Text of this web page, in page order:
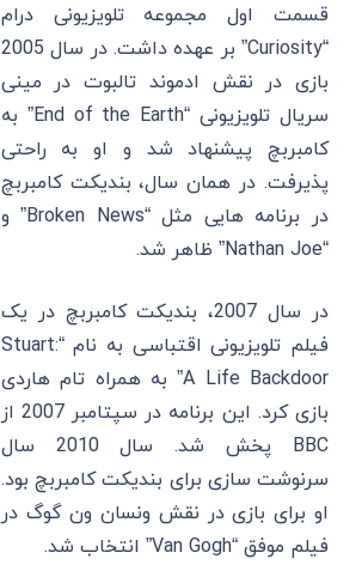
قسمت اول مجموعه تلویزیونی درام
“Curiosity” بر عهده داشت. در سال 2005
بازی در نقش ادموند تالبوت در مینی
سریال تلویزیونی “End of the Earth” به
کامبربچ پیشنهاد شد و او به راحتی
پذیرفت. در همان سال، بندیکت کامبربچ
در برنامه ‌هایی مثل “Broken News” و
“Nathan Joe” ظاهر شد.
در سال 2007، بندیکت کامبربچ در یک
فیلم تلویزیونی اقتباسی به نام “Stuart:
A Life Backdoor” به همراه تام هاردی
بازی کرد. این برنامه در سپتامبر 2007 از
BBC پخش شد. سال 2010 سال
سرنوشت ‌سازی برای بندیکت کامبربچ بود.
او برای بازی در نقش ونسان ون گوگ در
فیلم موفق “Van Gogh” انتخاب شد.